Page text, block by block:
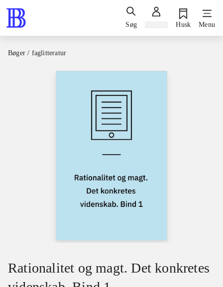
Søg Husk Menu
Bøger / faglitteratur
Rationalitet og magt. Det konkretes